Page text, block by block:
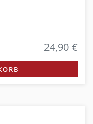
24,90 €